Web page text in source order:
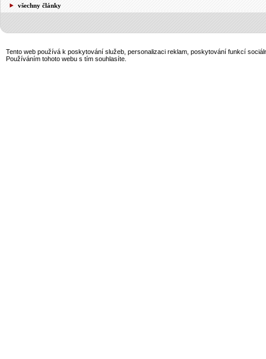
všechny články
Tento web používá k poskytování služeb, personalizaci reklam, poskytování funkcí
Používáním tohoto webu s tím souhlasíte.